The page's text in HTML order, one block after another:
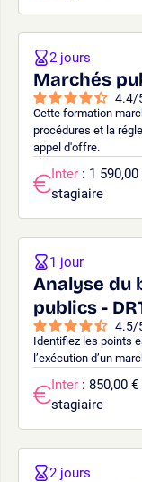
Marchés
4.4/
Cette formation
procédures et la
appel d'offre.
2 jours
Inter : 1
stagiaire
Analyse du
publics -
4.5/
Identifiez les points
l’exécution d’un
1 jour
Inter : 850,00
stagiaire
2 jours